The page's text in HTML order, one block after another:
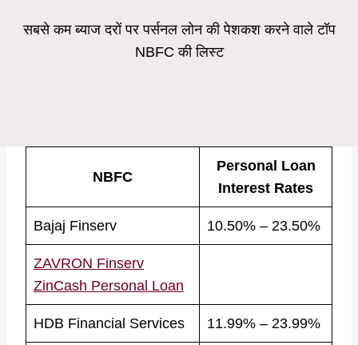
सबसे कम ब्याज दरों पर पर्सनल लोन की पेशकश करने वाले टॉप
NBFC की लिस्ट
NBFC
Personal Loan
Interest Rates
Bajaj Finserv 10.50% – 23.50%
ZAVRON Finserv
ZinCash Personal Loan
HDB Financial Services 11.99% – 23.99%